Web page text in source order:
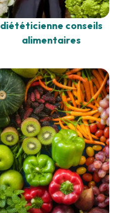
diététicienne conseils
alimentaires